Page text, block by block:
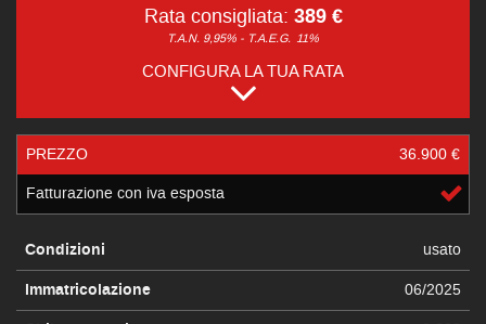
Rata consigliata: 389 €
T.A.N. 9,95% - T.A.E.G. 11%
CONFIGURA LA TUA RATA
PREZZO
36.900 €
Fatturazione con iva esposta
Condizioni usato
Immatricolazione 06/2025